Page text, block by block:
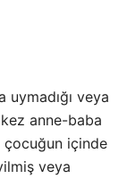
uymadığı veya
anne-baba
çocuğun içinde
veya